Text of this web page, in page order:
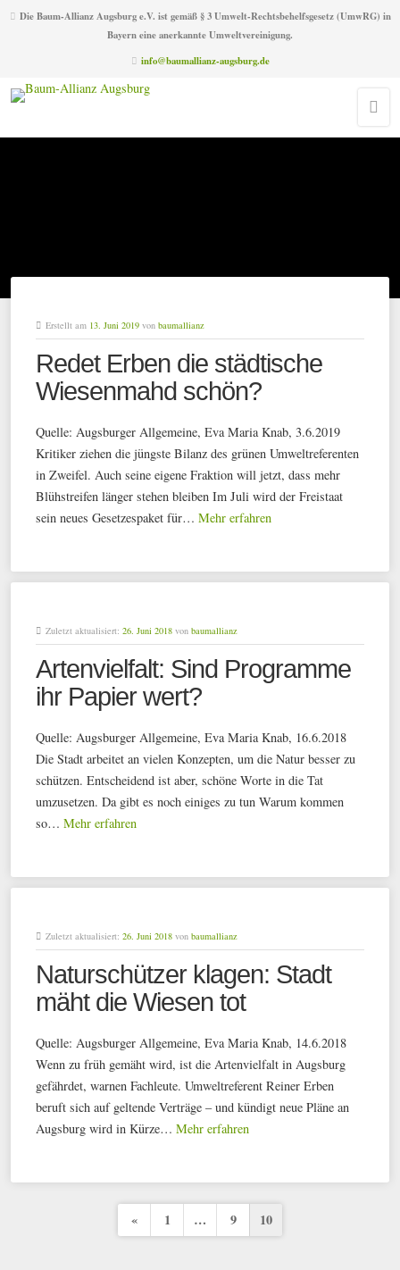
Die Baum-Allianz Augsburg e.V. ist gemäß § 3 Umwelt-Rechtsbehelfsgesetz (UmwRG) in
Bayern eine anerkannte Umweltvereinigung.
info@baumallianz-augsburg.de
Erstellt am 13. Juni 2019 von baumallianz
Redet Erben die städtische
Wiesenmahd schön?
Quelle: Augsburger Allgemeine, Eva Maria Knab, 3.6.2019
Kritiker ziehen die jüngste Bilanz des grünen Umweltreferenten
in Zweifel. Auch seine eigene Fraktion will jetzt, dass mehr
Blühstreifen länger stehen bleiben Im Juli wird der Freistaat
sein neues Gesetzespaket für… Mehr erfahren
Zuletzt aktualisiert: 26. Juni 2018 von baumallianz
Artenvielfalt: Sind Programme
ihr Papier wert?
Quelle: Augsburger Allgemeine, Eva Maria Knab, 16.6.2018
Die Stadt arbeitet an vielen Konzepten, um die Natur besser zu
schützen. Entscheidend ist aber, schöne Worte in die Tat
umzusetzen. Da gibt es noch einiges zu tun Warum kommen
so… Mehr erfahren
Zuletzt aktualisiert: 26. Juni 2018 von baumallianz
Naturschützer klagen: Stadt
mäht die Wiesen tot
Quelle: Augsburger Allgemeine, Eva Maria Knab, 14.6.2018
Wenn zu früh gemäht wird, ist die Artenvielfalt in Augsburg
gefährdet, warnen Fachleute. Umweltreferent Reiner Erben
beruft sich auf geltende Verträge – und kündigt neue Pläne an
Augsburg wird in Kürze… Mehr erfahren
S« 1 … 9 10